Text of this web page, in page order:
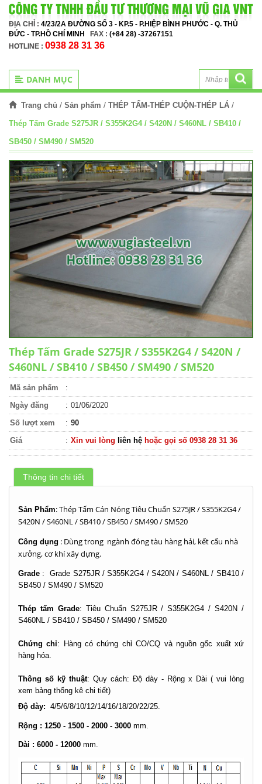
ĐỊA CHỈ : 4/23/2A ĐƯỜNG SỐ 3 - KP.5 - P.HIỆP BÌNH PHƯỚC - Q. THỦ
ĐỨC - TP.HỒ CHÍ MINH
FAX : (+84 28) -37267151
HOTLINE : 0938 28 31 36
DANH MỤC
Trang chủ / Sản phẩm / THÉP TẤM-THÉP CUỘN-THÉP LÁ /
Thép Tấm Grade S275JR / S355K2G4 / S420N / S460NL / SB410 /
SB450 / SM490 / SM520
Thép Tấm Grade S275JR / S355K2G4 / S420N /
S460NL / SB410 / SB450 / SM490 / SM520
Mã sản phẩm
:
Ngày đăng
: 01/06/2020
Số lượt xem
: 90
Giá
: Xin vui lòng liên hệ hoặc gọi số 0938 28 31 36
Thông tin chi tiết
Sản Phẩm: Thép Tấm Cán Nóng Tiêu Chuẩn S275JR / S355K2G4 /
S420N / S460NL / SB410 / SB450 / SM490 / SM520
Công dụng : Dùng trong ngành đóng tàu hàng hải, kết cấu nhà
xưởng, cơ khí xây dựng.
Grade : Grade S275JR / S355K2G4 / S420N / S460NL / SB410 /
SB450 / SM490 / SM520
Thép tấm Grade: Tiêu Chuẩn S275JR / S355K2G4 / S420N /
S460NL / SB410 / SB450 / SM490 / SM520
Chứng chỉ: Hàng có chứng chỉ CO/CQ và nguồn gốc xuất xứ
hàng hóa.
Thông số kỹ thuật: Quy cách: Độ dày - Rộng x Dài ( vui lòng
xem bảng thống kê chi tiết)
Độ dày: 4/5/6/8/10/12/14/16/18/20/22/25.
Rộng : 1250 - 1500 - 2000 - 3000 mm.
Dài : 6000 - 12000 mm.